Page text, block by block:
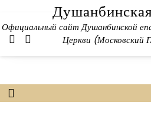
content
Официальный сайт Душанбинской
Церкви (Московский